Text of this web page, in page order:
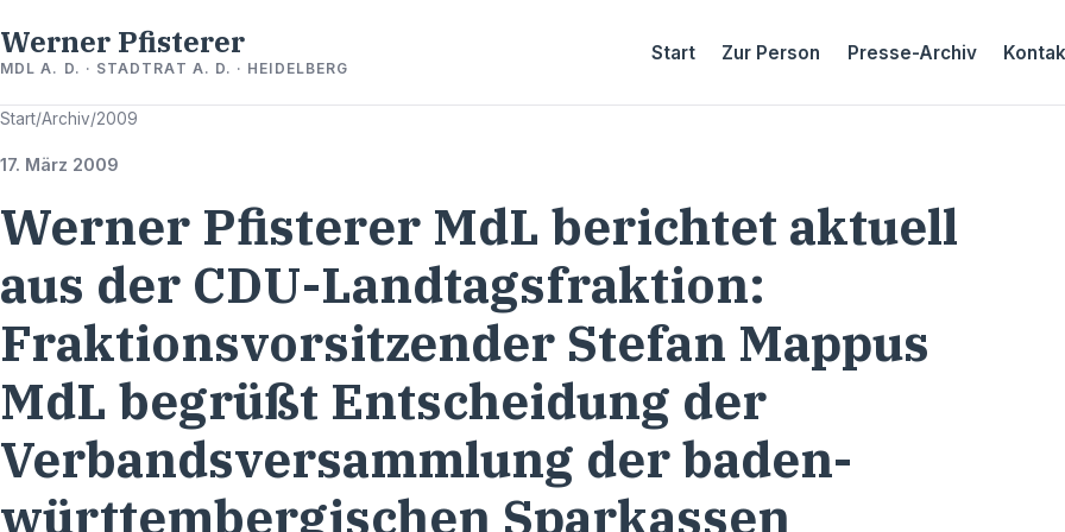
Werner Pfisterer
MDL A. D. · STADTRAT A. D. · HEIDELBERG
Start Zur Person Presse-Archiv
Start/Archiv/2009
17. März 2009
Werner Pfisterer MdL berichtet aktuell
aus der CDU-Landtagsfraktion:
Fraktionsvorsitzender Stefan Mappus
MdL begrüßt Entscheidung der
Verbandsversammlung der baden-
württembergischen Sparkassen